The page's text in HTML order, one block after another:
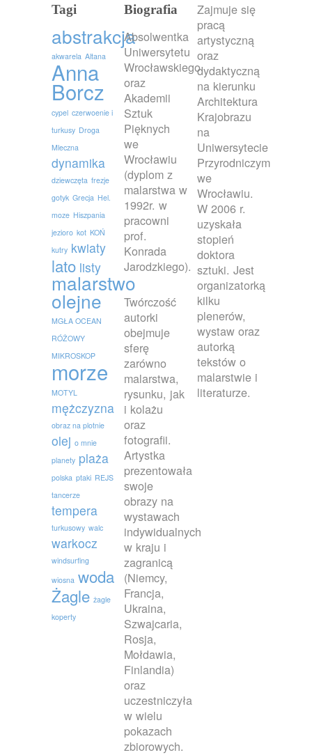
Tagi
abstrakcja
akwarela Altana
Anna
Borcz
cypel czerwoenie i
turkusy Droga
Mleczna
dynamika
dziewczęta frezje
gotyk Grecja Hel.
moze Hiszpania
jezioro kot KOŃ
kutry kwiaty
lato listy
malarstwo
olejne
MGŁA OCEAN
RÓŻOWY
MIKROSKOP
morze
MOTYL
mężczyzna
obraz na plotnie
olej o mnie
planety plaża
polska ptaki REJS
tancerze
tempera
turkusowy walc
warkocz
windsurfing
wiosna woda
Żagle żagle
koperty
Biografia
Absolwentka
Uniwersytetu
Wrocławskiego
oraz
Akademii
Sztuk
Pięknych
we
Wrocławiu
(dyplom z
malarstwa w
1992r. w
pracowni
prof.
Konrada
Jarodzkiego).
Twórczość
autorki
obejmuje
sferę
zarówno
malarstwa,
rysunku, jak
i kolażu
oraz
fotografii.
Artystka
prezentowała
swoje
obrazy na
wystawach
indywidualnych
w kraju i
zagranicą
(Niemcy,
Francja,
Ukraina,
Szwajcaria,
Rosja,
Mołdawia,
Finlandia)
oraz
uczestniczyła
w wielu
pokazach
zbiorowych.
Zajmuje się
pracą
artystyczną
oraz
dydaktyczną
na kierunku
Architektura
Krajobrazu
na
Uniwersytecie
Przyrodniczym
we
Wrocławiu.
W 2006 r.
uzyskała
stopień
doktora
sztuki. Jest
organizatorką
kilku
plenerów,
wystaw oraz
autorką
tekstów o
malarstwie i
literaturze.